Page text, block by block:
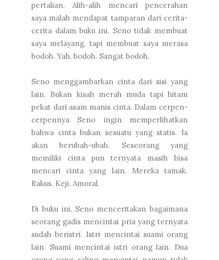
pertalian. Alih-alih mencari pencerahan
saya malah mendapat tamparan dari cerita-
cerita dalam buku ini. Seno tidak membuat
saya melayang, tapi membuat saya merasa
bodoh. Yah, bodoh. Sangat bodoh.
Seno menggambarkan cinta dari sisi yang
lain. Bukan kisah merah muda tapi hitam
pekat dari asam manis cinta. Dalam cerpen-
cerpennya Seno ingin memperlihatkan
bahwa cinta bukan sesuatu yang statis. Ia
akan berubah-ubah. Seseorang yang
memiliki cinta pun ternyata masih bisa
mencari cinta yang lain. Mereka tamak.
Rakus. Keji. Amoral.
Di buku ini, Seno menceritakan bagaimana
seorang gadis mencintai pria yang ternyata
sudah beristri. Istri mencintai suami orang
lain. Suami mencintai istri orang lain. Dua